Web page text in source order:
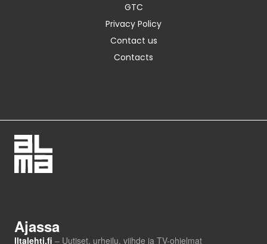
GTC
Privacy Policy
Contact us
Contacts